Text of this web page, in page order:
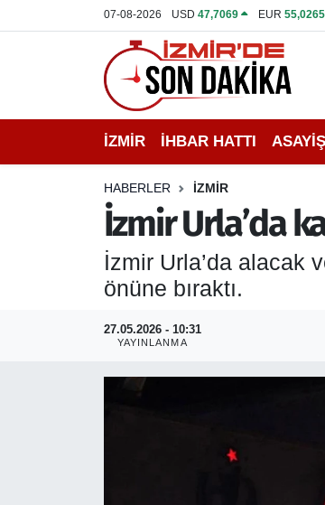
07-08-2026 USD47,7069 EUR 55,0265
İZMİR İHBAR HATTI ASAYİŞ
HABERLER İZMİR
İzmir Urla’da
İzmir Urla’da alacak
önüne bıraktı.
27.05.2026 - 10:31
YAYINLANMA
İHBAR HATTI
DEPREM
EKONOMİ
SİYASET
İzmir Nöbetçi Eczaneler
İzmir Hava Durumu
İzmir Namaz Vakitleri
İzmir Trafik Yoğunluk Haritası
Puan Durumu ve Fikstür
Tüm Manşetler
Son Dakika Haberleri